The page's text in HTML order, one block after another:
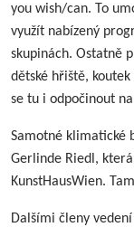
you wish/can. To
využít nabízený
skupinách. Ostatně
dětské hřiště,
se tu i odpočinout
Samotné klimatické
Gerlinde Riedl,
KunstHausWien.
Dalšími členy